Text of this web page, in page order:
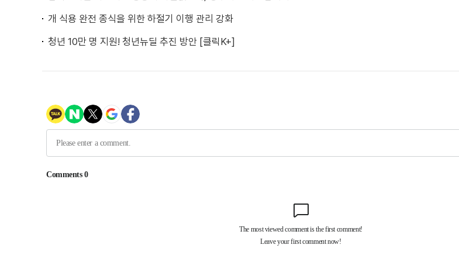
개 식용 완전 종식을 위한 하절기 이행 관리 강화
청년 10만 명 지원! 청년뉴딜 추진 방안 [클릭K+]